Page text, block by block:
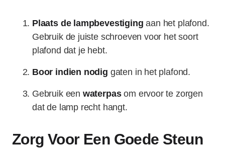
Plaats de lampbevestiging aan het plafond.
Gebruik de juiste schroeven voor het soort
plafond dat je hebt.
Boor indien nodig gaten in het plafond.
Gebruik een waterpasom ervoor te zorgen
dat de lamp recht hangt.
Zorg Voor Een Goede Steun